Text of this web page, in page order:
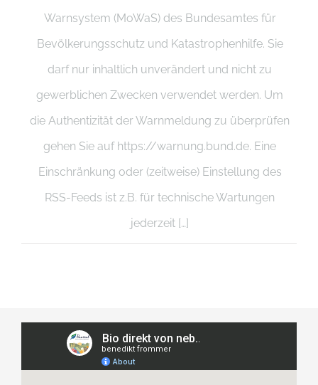
Warnsystem (MoWaS) des Bundesamtes für
Bevölkerungsschutz und Katastrophenhilfe. Sie
darf nur inhaltlich unverändert und nicht zu
gewerblichen Zwecken verwendet werden. Um
die Authentizität der Warnmeldung zu überprüfen
gehen Sie auf https://warnung.bund.de. Eine
Einschränkung oder (zeitweise) Einstellung des
RSS-Feeds ist z.B. für technische Wartungen
jederzeit […]